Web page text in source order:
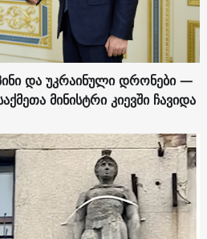
და უკრაინული დრონები —
მინისტრი კიევში ჩავიდა